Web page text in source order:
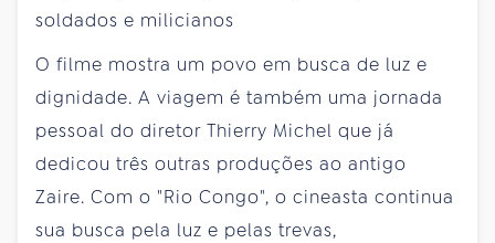
soldados e milicianos
O filme mostra um povo em busca de luz e
dignidade. A viagem é também uma jornada
pessoal do diretor Thierry Michel que já
dedicou três outras produções ao antigo
Zaire. Com o "Rio Congo", o cineasta continua
sua busca pela luz e pelas trevas,